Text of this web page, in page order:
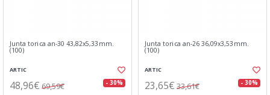
Junta torica an-30 43,82x5,33mm.
(100)
ARTIC
48,96€ 69,59€ - 30%
Junta torica an-26 36,09x3,53mm.
(100)
ARTIC
23,65€ 33,61€ - 30%